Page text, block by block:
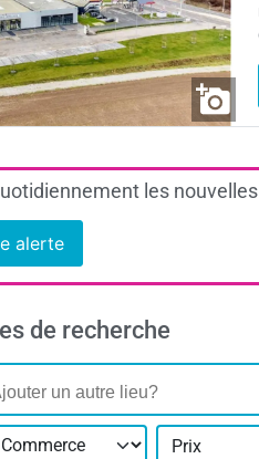
les
alerte
de recherche
Prix